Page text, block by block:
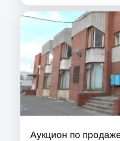
Аукцион по